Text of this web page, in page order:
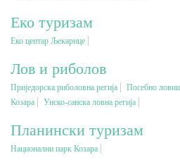
Еко туризам
Еко центар Љекарице
Лов и риболов
Приједорска риболовна регија
Посебно
Козара
Унско-санска ловна регија
Планински туризам
Национални парк Козара